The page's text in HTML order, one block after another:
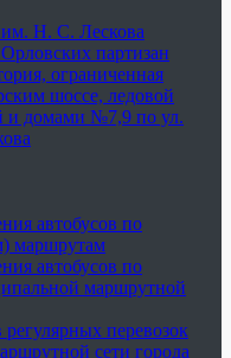
Н. С. Лескова
партизан
ограниченная
шоссе, ледовой
и домами №7,9 по ул.
автобусов по
маршрутам
автобусов по
маршрутной
перевозок
сети города